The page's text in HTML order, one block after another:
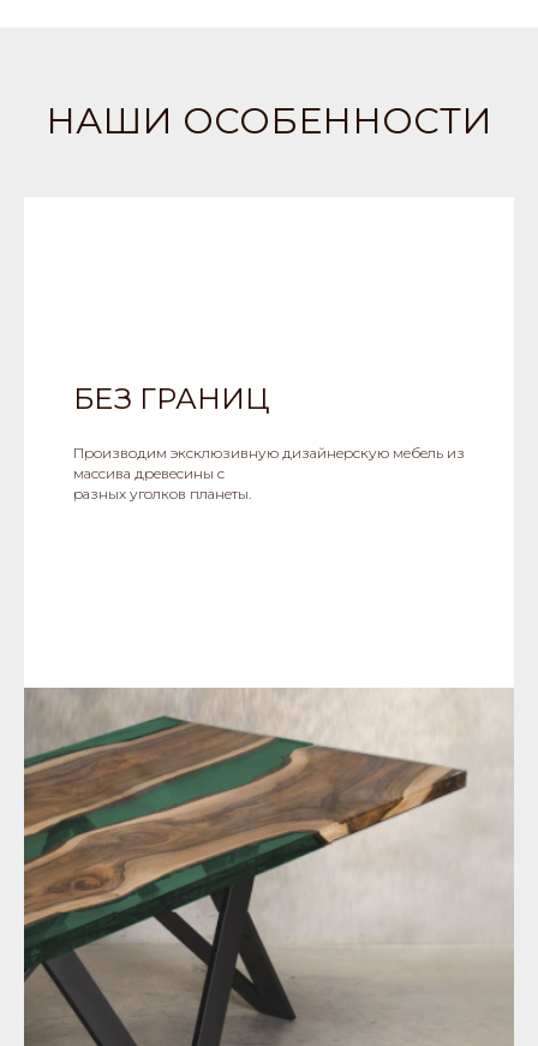
НАШИ ОСОБЕННОСТИ
БЕЗ ГРАНИЦ
Производим эксклюзивную дизайнерскую мебель из
массива древесины с
разных уголков планеты.